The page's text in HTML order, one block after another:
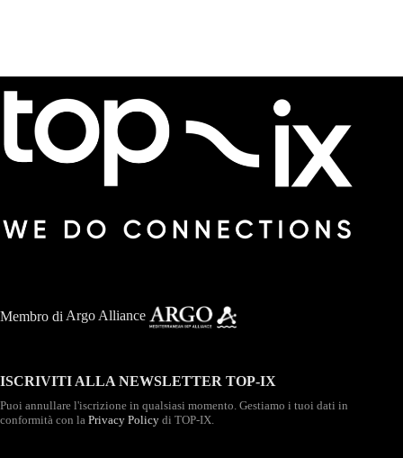
Membro di Argo Alliance
ISCRIVITI ALLA NEWSLETTER TOP-IX
Puoi annullare l'iscrizione in qualsiasi momento. Gestiamo i tuoi dati in
conformità con la Privacy Policy di TOP-IX.